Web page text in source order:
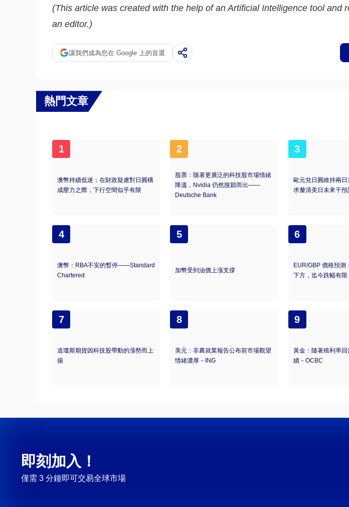
(This article was created with the help of an Artificial Intelligence tool and
an editor.)
讓我們成為您在 Google 上的首選
熱門文章
1
澳幣持續低迷；在財政疑慮對日圓構
成壓力之際，下行空間似乎有限
2
股票：隨著更廣泛的科技股市場情緒
降溫，Nvidia 仍然脫穎而出——
Deutsche Bank
3
歐元兌日圓維持兩
求釐清美日未來干預
4
澳幣：RBA不安的暫停——Standard
Chartered
5
加幣受到油價上漲支撐
6
EUR/GBP 價格預測
下方，迄今跌幅有限
7
道瓊斯期貨因科技股帶動的漲勢而上
揚
8
美元：非農就業報告公布前市場觀望
情緒濃厚－ING
9
黃金：隨著殖利率
續－OCBC
即刻加入！
僅需 3 分鐘即可交易全球市場